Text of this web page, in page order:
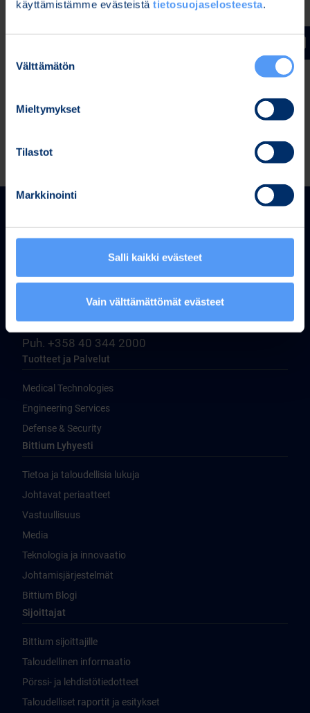
käyttämistämme evästeistä tietosuojaselosteesta.
valinta
Välttämätön
Mieltymykset
Tilastot
Markkinointi
Salli kaikki evästeet
Vain välttämättömät evästeet
www.bittium.com
Release (wkr0006.pdf)
Ritaharjuntie 1
FI-90590 Oulu, Finland
Puh. +358 40 344 2000
Tuotteet ja Palvelut
Medical Technologies
Engineering Services
Defense & Security
Bittium Lyhyesti
Tietoa ja taloudellisia lukuja
Johtavat periaatteet
Vastuullisuus
Media
Teknologia ja innovaatio
Johtamisjärjestelmät
Bittium Blogi
Sijoittajat
Bittium sijoittajille
Taloudellinen informaatio
Pörssi- ja lehdistötiedotteet
Taloudelliset raportit ja esitykset